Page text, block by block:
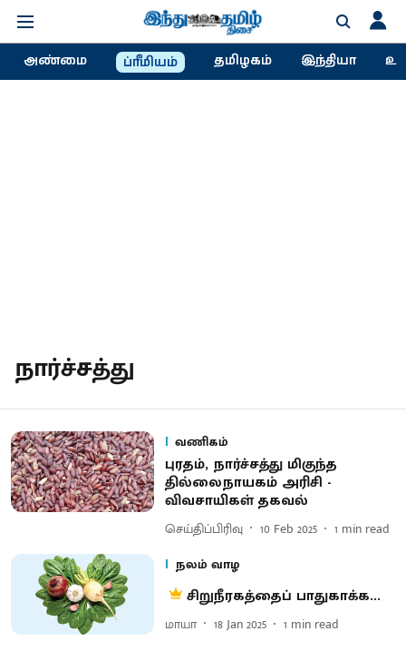
அண்மை ப்ரீமியம் தமிழகம் இந்தியா
நார்ச்சத்து
வணிகம்
புரதம், நார்ச்சத்து மிகுந்த
தில்லைநாயகம் அரிசி -
விவசாயிகள் தகவல்
செய்திப்பிரிவு 10 Feb 2025 1 min read
நலம் வாழ
சிறுநீரகத்தைப் பாதுகாக்க...
மாயா 18 Jan 2025 1 min read